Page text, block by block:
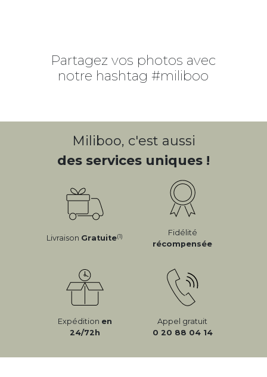
Partagez vos photos avec
notre hashtag #miliboo
Miliboo, c'est aussi
des services uniques !
Livraison Gratuite(1)
Fidélité
récompensée
Expédition en
24/72h
Appel gratuit
0 20 88 04 14